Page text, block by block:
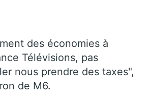
des économies à
Télévisions, pas
nous prendre des taxes",
de M6.